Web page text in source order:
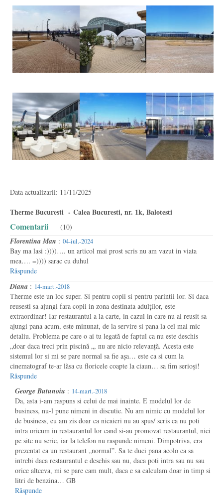
Data actualizarii: 11/11/2025
Therme Bucuresti - Calea Bucuresti, nr. 1k, Balotesti
Comentarii (10)
Florentina Man : 04-iul.-2024
Bay ma lasi :))))…. un articol mai prost scris nu am vazut in viata
mea…. =)))) sarac cu duhul
Răspunde
Diana : 14-mart.-2018
Therme este un loc super. Si pentru copii si pentru parintii lor. Si daca
reusesti sa ajungi fara copii in zona destinata adulților, este
extraordinar! Iar restaurantul a la carte, in cazul in care nu ai reusit sa
ajungi pana acum, este minunat, de la servire si pana la cel mai mic
detaliu. Problema pe care o ai tu legată de faptul ca nu este deschis
„doar daca treci prin piscină „, nu are nicio relevanță. Acesta este
sistemul lor si mi se pare normal sa fie așa… este ca si cum la
cinematograf te-ar lăsa cu floricele coapte la ciaun… sa fim serioși!
Răspunde
George Butunoiu : 14-mart.-2018
Da, asta i-am raspuns si celui de mai inainte. E modelul lor de
business, nu-l pune nimeni in discutie. Nu am nimic cu modelul lor
de business, eu am zis doar ca nicaieri nu au spus/ scris ca nu poti
intra oricum in restaurantul lor cand si-au promovat restaurantul, nici
pe site nu scrie, iar la telefon nu raspunde nimeni. Dimpotriva, era
prezentat ca un restaurant „normal”. Sa te duci pana acolo ca sa
intrebi daca restaurantul e deschis sau nu, daca poti intra sau nu sau
orice altceva, mi se pare cam mult, daca e sa calculam doar in timp si
litri de benzina… GB
Răspunde